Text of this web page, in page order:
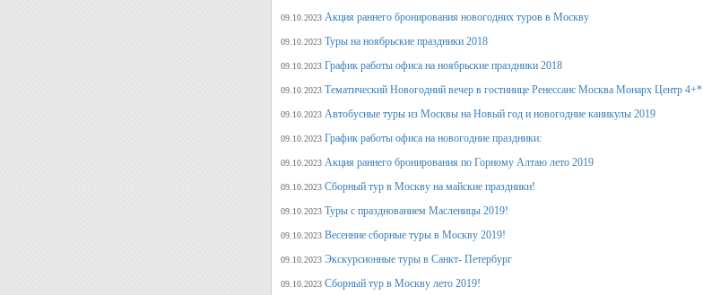
09.10.2023 Акция раннего бронирования новогодних туров в Москву
09.10.2023 Туры на ноябрьские праздники 2018
09.10.2023 График работы офиса на ноябрьские праздники 2018
09.10.2023 Тематический Новогодний вечер в гостинице Ренессанс Москва Монарх Центр 4+*
09.10.2023 Автобусные туры из Москвы на Новый год и новогодние каникулы 2019
09.10.2023 График работы офиса на новогодние праздники:
09.10.2023 Акция раннего бронирования по Горному Алтаю лето 2019
09.10.2023 Сборный тур в Москву на майские праздники!
09.10.2023 Туры с празднованием Масленицы 2019!
09.10.2023 Весенние сборные туры в Москву 2019!
09.10.2023 Экскурсионные туры в Санкт- Петербург
09.10.2023 Сборный тур в Москву лето 2019!